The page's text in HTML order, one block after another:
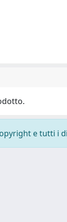
e tutti i